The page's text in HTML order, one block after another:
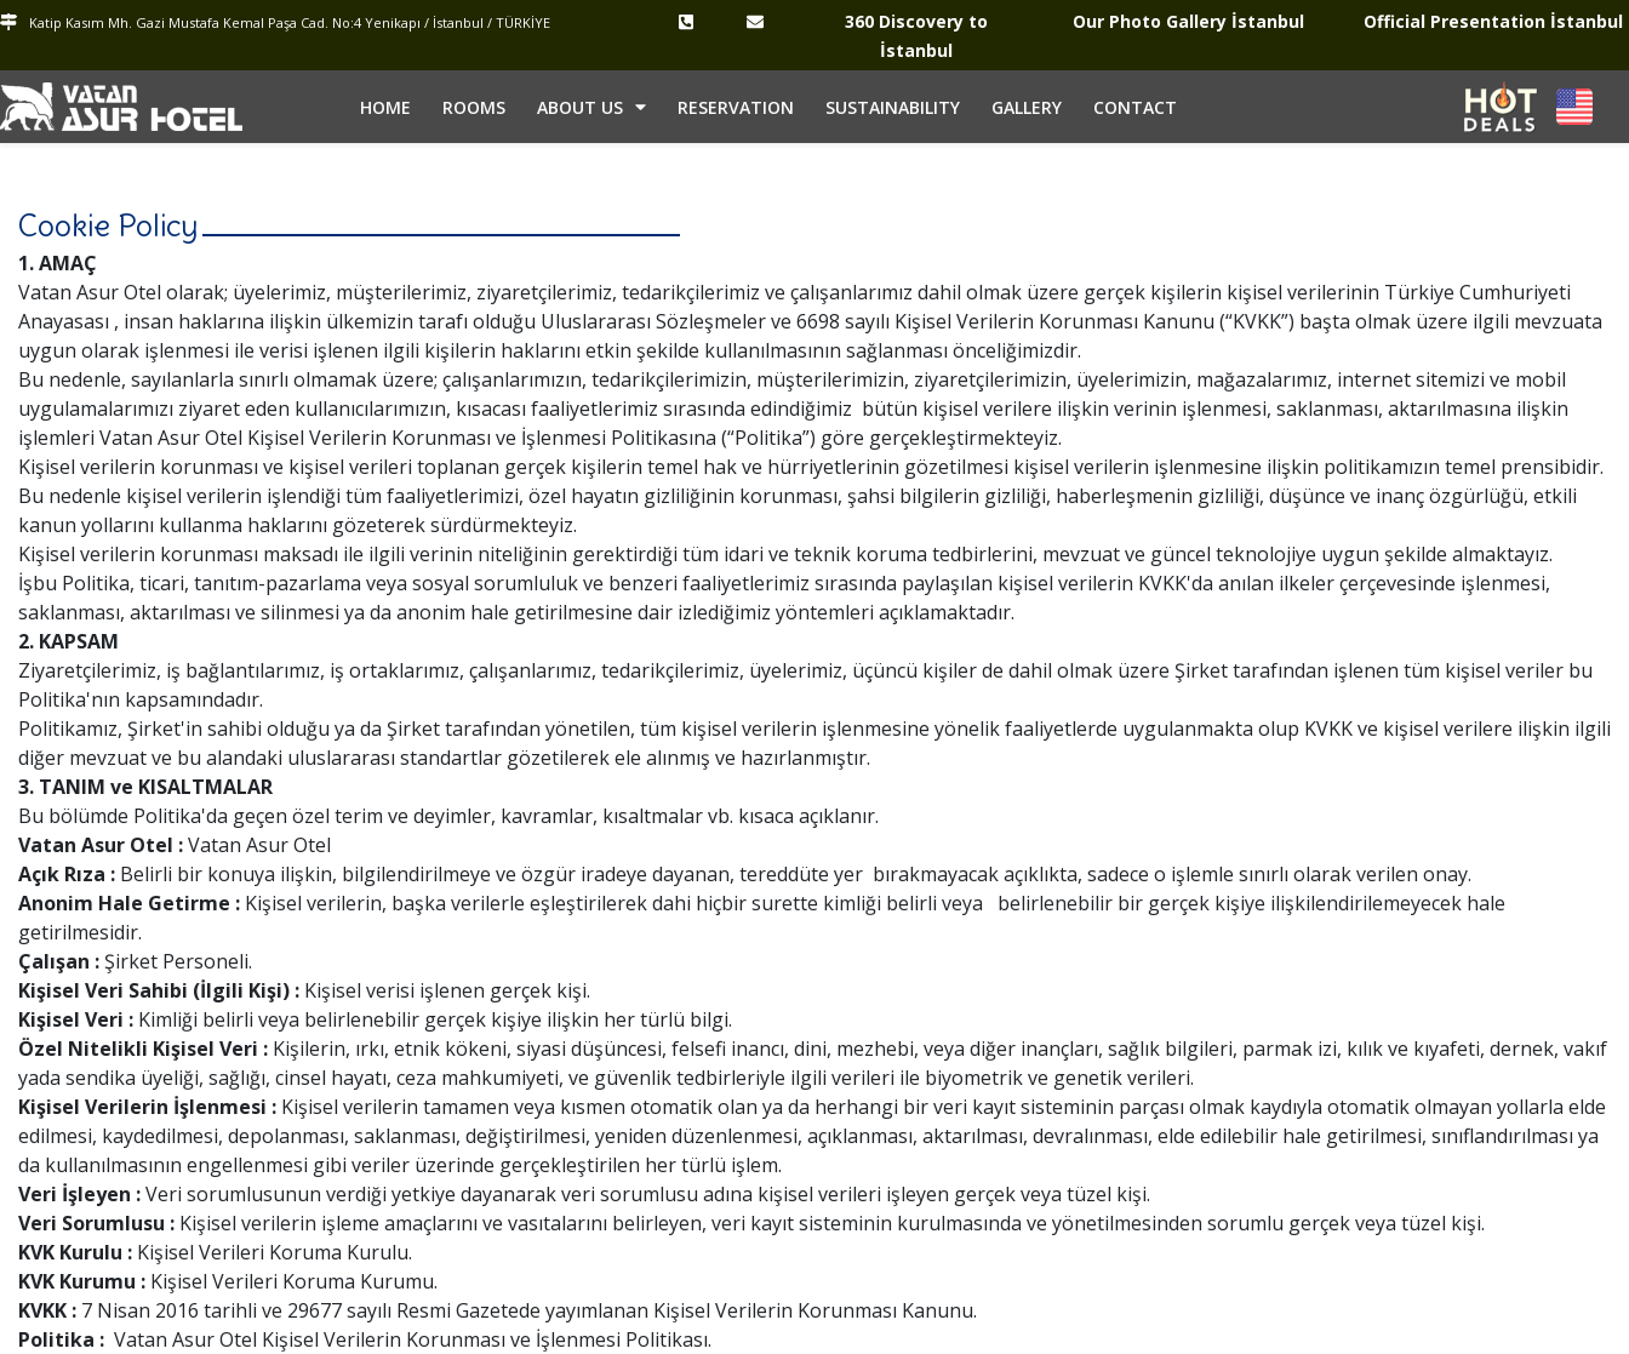
Katip Kasım Mh. Gazi Mustafa Kemal Paşa Cad. No:4 Yenikapı / İstanbul / TÜRKİYE
360 Discovery to
İstanbul
Our Photo Gallery İstanbul Official Presentation İstanbul
HOME ROOMS ABOUT US RESERVATION SUSTAINABILITY GALLERY CONTACT
Cookie Policy
1. AMAÇ
Vatan Asur Otel olarak; üyelerimiz, müşterilerimiz, ziyaretçilerimiz, tedarikçilerimiz ve çalışanlarımız dahil olmak üzere gerçek kişilerin kişisel verilerinin Türkiye Cumhuriyeti
Anayasası , insan haklarına ilişkin ülkemizin tarafı olduğu Uluslararası Sözleşmeler ve 6698 sayılı Kişisel Verilerin Korunması Kanunu (“KVKK”) başta olmak üzere ilgili mevzuata
uygun olarak işlenmesi ile verisi işlenen ilgili kişilerin haklarını etkin şekilde kullanılmasının sağlanması önceliğimizdir.
Bu nedenle, sayılanlarla sınırlı olmamak üzere; çalışanlarımızın, tedarikçilerimizin, müşterilerimizin, ziyaretçilerimizin, üyelerimizin, mağazalarımız, internet sitemizi ve mobil
uygulamalarımızı ziyaret eden kullanıcılarımızın, kısacası faaliyetlerimiz sırasında edindiğimiz bütün kişisel verilere ilişkin verinin işlenmesi, saklanması, aktarılmasına ilişkin
işlemleri Vatan Asur Otel Kişisel Verilerin Korunması ve İşlenmesi Politikasına (“Politika”) göre gerçekleştirmekteyiz.
Kişisel verilerin korunması ve kişisel verileri toplanan gerçek kişilerin temel hak ve hürriyetlerinin gözetilmesi kişisel verilerin işlenmesine ilişkin politikamızın temel prensibidir.
Bu nedenle kişisel verilerin işlendiği tüm faaliyetlerimizi, özel hayatın gizliliğinin korunması, şahsi bilgilerin gizliliği, haberleşmenin gizliliği, düşünce ve inanç özgürlüğü, etkili
kanun yollarını kullanma haklarını gözeterek sürdürmekteyiz.
Kişisel verilerin korunması maksadı ile ilgili verinin niteliğinin gerektirdiği tüm idari ve teknik koruma tedbirlerini, mevzuat ve güncel teknolojiye uygun şekilde almaktayız.
İşbu Politika, ticari, tanıtım-pazarlama veya sosyal sorumluluk ve benzeri faaliyetlerimiz sırasında paylaşılan kişisel verilerin KVKK'da anılan ilkeler çerçevesinde işlenmesi,
saklanması, aktarılması ve silinmesi ya da anonim hale getirilmesine dair izlediğimiz yöntemleri açıklamaktadır.
2. KAPSAM
Ziyaretçilerimiz, iş bağlantılarımız, iş ortaklarımız, çalışanlarımız, tedarikçilerimiz, üyelerimiz, üçüncü kişiler de dahil olmak üzere Şirket tarafından işlenen tüm kişisel veriler bu
Politika'nın kapsamındadır.
Politikamız, Şirket'in sahibi olduğu ya da Şirket tarafından yönetilen, tüm kişisel verilerin işlenmesine yönelik faaliyetlerde uygulanmakta olup KVKK ve kişisel verilere ilişkin ilgili
diğer mevzuat ve bu alandaki uluslararası standartlar gözetilerek ele alınmış ve hazırlanmıştır.
3. TANIM ve KISALTMALAR
Bu bölümde Politika'da geçen özel terim ve deyimler, kavramlar, kısaltmalar vb. kısaca açıklanır.
Vatan Asur Otel :Vatan Asur Otel
Açık Rıza : Belirli bir konuya ilişkin, bilgilendirilmeye ve özgür iradeye dayanan, tereddüte yer bırakmayacak açıklıkta, sadece o işlemle sınırlı olarak verilen onay.
Anonim Hale Getirme : Kişisel verilerin, başka verilerle eşleştirilerek dahi hiçbir surette kimliği belirli veya belirlenebilir bir gerçek kişiye ilişkilendirilemeyecek hale
getirilmesidir.
Çalışan :Şirket Personeli.
Kişisel Veri Sahibi (İlgili Kişi) : Kişisel verisi işlenen gerçek kişi.
Kişisel Veri : Kimliği belirli veya belirlenebilir gerçek kişiye ilişkin her türlü bilgi.
Özel Nitelikli Kişisel Veri : Kişilerin, ırkı, etnik kökeni, siyasi düşüncesi, felsefi inancı, dini, mezhebi, veya diğer inançları, sağlık bilgileri, parmak izi, kılık ve kıyafeti, dernek, vakıf
yada sendika üyeliği, sağlığı, cinsel hayatı, ceza mahkumiyeti, ve güvenlik tedbirleriyle ilgili verileri ile biyometrik ve genetik verileri.
Kişisel Verilerin İşlenmesi : Kişisel verilerin tamamen veya kısmen otomatik olan ya da herhangi bir veri kayıt sisteminin parçası olmak kaydıyla otomatik olmayan yollarla elde
edilmesi, kaydedilmesi, depolanması, saklanması, değiştirilmesi, yeniden düzenlenmesi, açıklanması, aktarılması, devralınması, elde edilebilir hale getirilmesi, sınıflandırılması ya
da kullanılmasının engellenmesi gibi veriler üzerinde gerçekleştirilen her türlü işlem.
Veri İşleyen :Veri sorumlusunun verdiği yetkiye dayanarak veri sorumlusu adına kişisel verileri işleyen gerçek veya tüzel kişi.
Veri Sorumlusu : Kişisel verilerin işleme amaçlarını ve vasıtalarını belirleyen, veri kayıt sisteminin kurulmasında ve yönetilmesinden sorumlu gerçek veya tüzel kişi.
KVK Kurulu : Kişisel Verileri Koruma Kurulu.
KVK Kurumu : Kişisel Verileri Koruma Kurumu.
KVKK : 7 Nisan 2016 tarihli ve 29677 sayılı Resmi Gazetede yayımlanan Kişisel Verilerin Korunması Kanunu.
Politika : Vatan Asur Otel Kişisel Verilerin Korunması ve İşlenmesi Politikası.